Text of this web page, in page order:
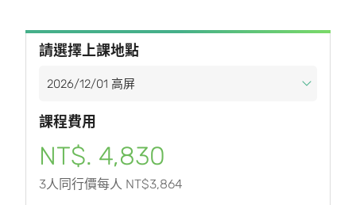
請選擇上課地點
課程費用
NT$. 4,830
3人同行價每人 NT$3,864